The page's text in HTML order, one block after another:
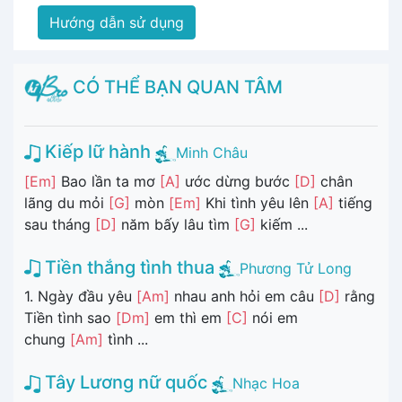
Hướng dẫn sử dụng
CÓ THỂ BẠN QUAN TÂM
Kiếp lữ hành
Minh Châu
[Em] Bao lần ta mơ [A] ước dừng bước [D] chân
lãng du mỏi [G] mòn [Em] Khi tình yêu lên [A] tiếng
sau tháng [D] năm bấy lâu tìm [G] kiếm ...
Tiền thắng tình thua
Phương Tử Long
1. Ngày đầu yêu [Am] nhau anh hỏi em câu [D] rằng
Tiền tình sao [Dm] em thì em [C] nói em
chung [Am] tình ...
Tây Lương nữ quốc Nhạc Hoa